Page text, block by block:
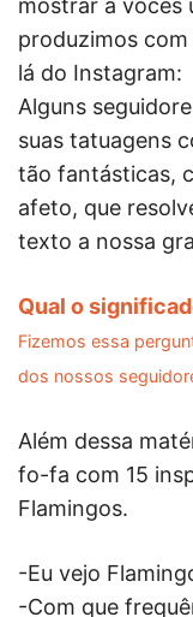
mostrar à vocês
produzimos
lá do Instagram:
Alguns
suas tatuagens
tão fantásticas,
afeto, que
texto a nossa
Qual o
Fizemos essa
dos nossos
Além dessa
fo-fa com 15
Flamingos.
-Eu vejo
-Com que